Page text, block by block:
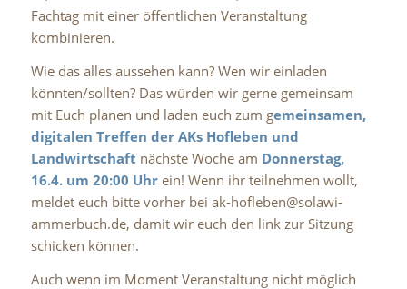
Fachtag mit einer öffentlichen Veranstaltung
kombinieren.
Wie das alles aussehen kann? Wen wir einladen
könnten/sollten? Das würden wir gerne gemeinsam
mit Euch planen und laden euch zum gemeinsamen,
digitalen Treffen der AKs Hofleben und
Landwirtschaft nächste Woche am Donnerstag,
16.4. um 20:00 Uhrein! Wenn ihr teilnehmen wollt,
meldet euch bitte vorher bei ak-hofleben@solawi-
ammerbuch.de, damit wir euch den link zur Sitzung
schicken können.
Auch wenn im Moment Veranstaltung nicht möglich